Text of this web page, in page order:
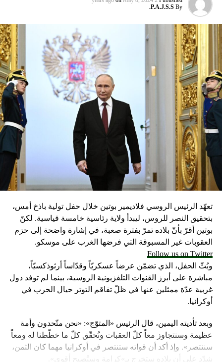
By
P.A.J.S.S.
تعهّد الرئيس الروسي فلاديمير بوتين خلال حفل تولية باذخ أمس،
بتحقيق النصر للروس، ليبدأ ولاية رئاسية خامسة قياسية. لكنّ
بوتين أقرّ بأنّ بلاده تمرّ بفترة صعبة، في إشارة واضحة إلى حزم
العقوبات غير المسبوقة التي فرضها الغرب على موسكو.
Follow us on Twitter
وبُثّ الحفل، الذي تضمّن عرضاً عسكريّاً وقدّاساً أرثوذكسيّاً،
مباشرة على أبرز القنوات التلفزيونية الروسية، بينما لم توفد دول
غربية عدّة ممثلين عنها في ظلّ تفاقم التوتر حيال الحرب في
أوكرانيا.
وبعد تأديته اليمين، قال الرئيس «المتوّج»: «نحن متّحدون وأمة
عظيمة وسنتجاوز معاً كلّ العقبات ونُحقّق كلّ ما خطّطنا له ومعاً
سننتصر». وإذ أكد أن قواته ستنتصر في أوكرانيا مهما كان الثمن،
شدّد على أن بلاده ستخرج بـ»كرامة وستُصبح أقوى».